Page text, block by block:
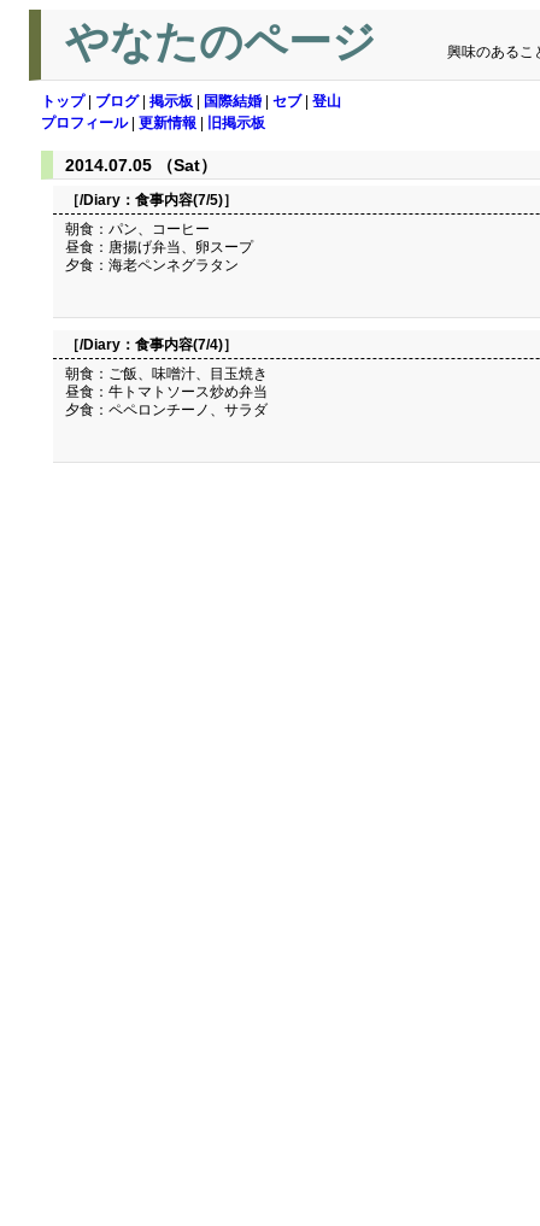
やなたのページ 興味のあるこ
トップ| ブログ| 掲示板 国際結婚 セブ| 登山
プロフィール| 更新情報 旧掲示板
2014.07.05 （Sat）
［/Diary： 食事内容(7/5)］
朝食：パン、コーヒー
昼食：唐揚げ弁当、卵スープ
夕食：海老ペンネグラタン
［/Diary： 食事内容(7/4)］
朝食：ご飯、味噌汁、目玉焼き
昼食：牛トマトソース炒め弁当
夕食：ペペロンチーノ、サラダ